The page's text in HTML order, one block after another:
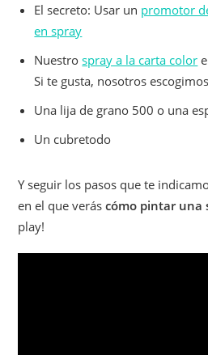
El secreto: Usar un promotor
en spray
Nuestrospray a la carta color
Si te gusta, nosotros
Una lija de grano 500 o una
Un cubretodo
Y seguir los pasos que te
en el que veráscómo pintar una
play!